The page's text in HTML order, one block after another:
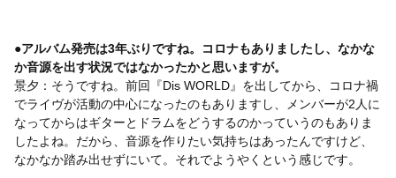
●アルバム発売は3年ぶりですね。コロナもありましたし、なかな
か音源を出す状況ではなかったかと思いますが。
景夕：そうですね。前回『Dis WORLD』を出してから、コロナ禍
でライヴが活動の中心になったのもありますし、メンバーが2人に
なってからはギターとドラムをどうするのかっていうのもありま
したよね。だから、音源を作りたい気持ちはあったんですけど、
なかなか踏み出せずにいて。それでようやくという感じです。